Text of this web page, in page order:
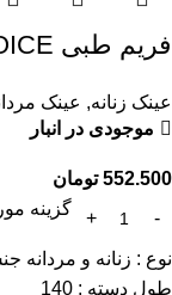
فریم طبی CLEAR CHOICE مدل 2303 مشکی
عینک زنانه, عینک
موجودی در انبار
552.500 تومان
گزینه
طول دسته : 140